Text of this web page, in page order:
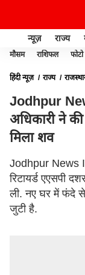
न्यूज़ राज्य
मौसम राशिफल
हिंदी न्यूज़ राज्य
Jodhpur
अधिकारी ने
मिला शव
Jodhpur News
रिटायर्ड एएसपी
ली. नए घर में फंदे
जुटी है.